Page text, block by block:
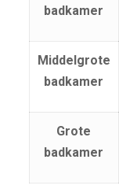
badkamer
Middelgrote
badkamer
Grote
badkamer